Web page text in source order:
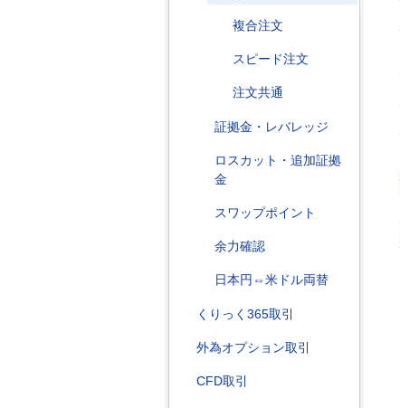
複合注文
スピード注文
注文共通
証拠金・レバレッジ
ロスカット・追加証拠
金
スワップポイント
余力確認
日本円⇔米ドル両替
くりっく365取引
外為オプション取引
CFD取引